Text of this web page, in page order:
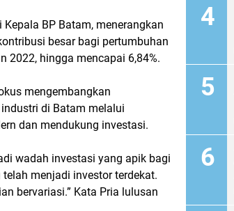
BP Batam, menerangkan
besar bagi pertumbuhan
2022, hingga mencapai 6,84%.
mengembangkan
di Batam melalui
dan mendukung investasi.
wadah investasi yang apik bagi
menjadi investor terdekat.
bervariasi.” Kata Pria lulusan